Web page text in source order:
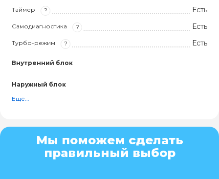
Таймер ? Есть
Самодиагностика ? Есть
Турбо-режим ? Есть
Внутренний блок
Наружный блок
Ещё...
Мы поможем сделать
правильный выбор